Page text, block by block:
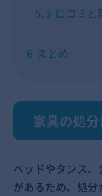
5.3 口コミと
6 まとめ
家具の処
ベッドやタンス
があるため、処分